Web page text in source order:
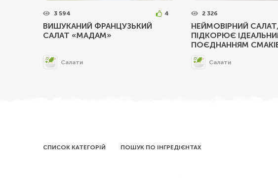
3 594 4
ВИШУКАНИЙ ФРАНЦУЗЬКИЙ
САЛАТ «МАДАМ»
Салати
2 326
НЕЙМОВІРНИЙ
ПІДКОРЮЄ
ПОЄДНАННЯМ
Салати
СПИСОК КАТЕГОРІЙ ПОШУК ПО ІНГРЕДІЄНТАХ